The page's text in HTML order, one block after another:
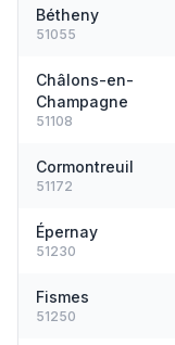
Bétheny
51055
Châlons-en-
Champagne
51108
Cormontreuil
51172
Épernay
51230
Fismes
51250